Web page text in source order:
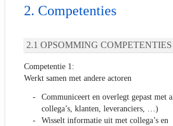
Competenties
OPSOMMING COMPETENTIES
Competentie 1:
Werkt samen met andere actoren
Communiceert en overlegt gepast met
collega’s, klanten, leveranciers, …)
Wisselt informatie uit met collega’s en